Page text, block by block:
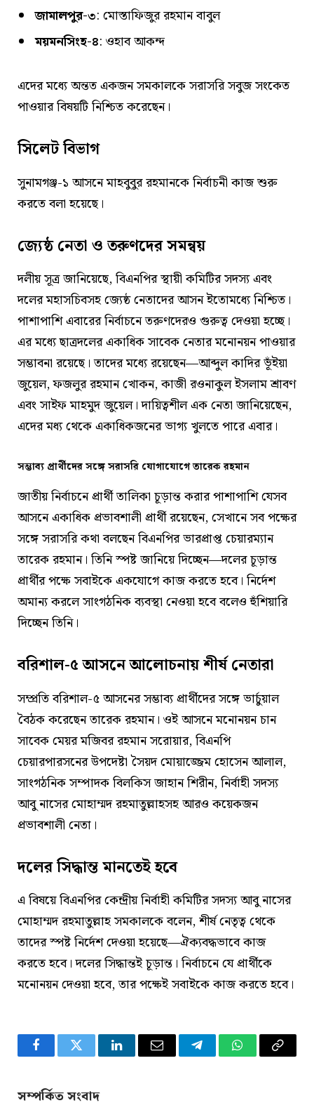
জামালপুর-৩: মোস্তাফিজুর রহমান বাবুল
ময়মনসিংহ-৪: ওহাব আকন্দ
এদের মধ্যে অন্তত একজন সমকালকে সরাসরি সবুজ সংকেত
পাওয়ার বিষয়টি নিশ্চিত করেছেন।
সিলেট বিভাগ
সুনামগঞ্জ-১ আসনে মাহবুবুর রহমানকে নির্বাচনী কাজ শুরু
করতে বলা হয়েছে।
জ্যেষ্ঠ নেতা ও তরুণদের সমন্বয়
দলীয় সূত্র জানিয়েছে, বিএনপির স্থায়ী কমিটির সদস্য এবং
দলের মহাসচিবসহ জ্যেষ্ঠ নেতাদের আসন ইতোমধ্যে নিশ্চিত।
পাশাপাশি এবারের নির্বাচনে তরুণদেরও গুরুত্ব দেওয়া হচ্ছে।
এর মধ্যে ছাত্রদলের একাধিক সাবেক নেতার মনোনয়ন পাওয়ার
সম্ভাবনা রয়েছে। তাদের মধ্যে রয়েছেন—আব্দুল কাদির ভূঁইয়া
জুয়েল, ফজলুর রহমান খোকন, কাজী রওনাকুল ইসলাম শ্রাবণ
এবং সাইফ মাহমুদ জুয়েল। দায়িত্বশীল এক নেতা জানিয়েছেন,
এদের মধ্য থেকে একাধিকজনের ভাগ্য খুলতে পারে এবার।
সম্ভাব্য প্রার্থীদের সঙ্গে সরাসরি যোগাযোগে তারেক রহমান
জাতীয় নির্বাচনে প্রার্থী তালিকা চূড়ান্ত করার পাশাপাশি যেসব
আসনে একাধিক প্রভাবশালী প্রার্থী রয়েছেন, সেখানে সব পক্ষের
সঙ্গে সরাসরি কথা বলছেন বিএনপির ভারপ্রাপ্ত চেয়ারম্যান
তারেক রহমান। তিনি স্পষ্ট জানিয়ে দিচ্ছেন—দলের চূড়ান্ত
প্রার্থীর পক্ষে সবাইকে একযোগে কাজ করতে হবে। নির্দেশ
অমান্য করলে সাংগঠনিক ব্যবস্থা নেওয়া হবে বলেও হুঁশিয়ারি
দিচ্ছেন তিনি।
বরিশাল-৫ আসনে আলোচনায় শীর্ষ নেতারা
সম্প্রতি বরিশাল-৫ আসনের সম্ভাব্য প্রার্থীদের সঙ্গে ভার্চুয়াল
বৈঠক করেছেন তারেক রহমান। ওই আসনে মনোনয়ন চান
সাবেক মেয়র মজিবর রহমান সরোয়ার, বিএনপি
চেয়ারপারসনের উপদেষ্টা সৈয়দ মোয়াজ্জেম হোসেন আলাল,
সাংগঠনিক সম্পাদক বিলকিস জাহান শিরীন, নির্বাহী সদস্য
আবু নাসের মোহাম্মদ রহমাতুল্লাহসহ আরও কয়েকজন
প্রভাবশালী নেতা।
দলের সিদ্ধান্ত মানতেই হবে
এ বিষয়ে বিএনপির কেন্দ্রীয় নির্বাহী কমিটির সদস্য আবু নাসের
মোহাম্মদ রহমাতুল্লাহ সমকালকে বলেন, শীর্ষ নেতৃত্ব থেকে
তাদের স্পষ্ট নির্দেশ দেওয়া হয়েছে—ঐক্যবদ্ধভাবে কাজ
করতে হবে। দলের সিদ্ধান্তই চূড়ান্ত। নির্বাচনে যে প্রার্থীকে
মনোনয়ন দেওয়া হবে, তার পক্ষেই সবাইকে কাজ করতে হবে।
FacebookTwitter LinkedInEmail TelegramWhatsApp
Copy
সম্পর্কিত সংবাদ